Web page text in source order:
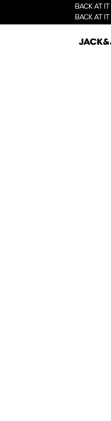
BACK AT
BACK AT